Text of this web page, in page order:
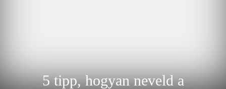
5 tipp, hogyan neveld a